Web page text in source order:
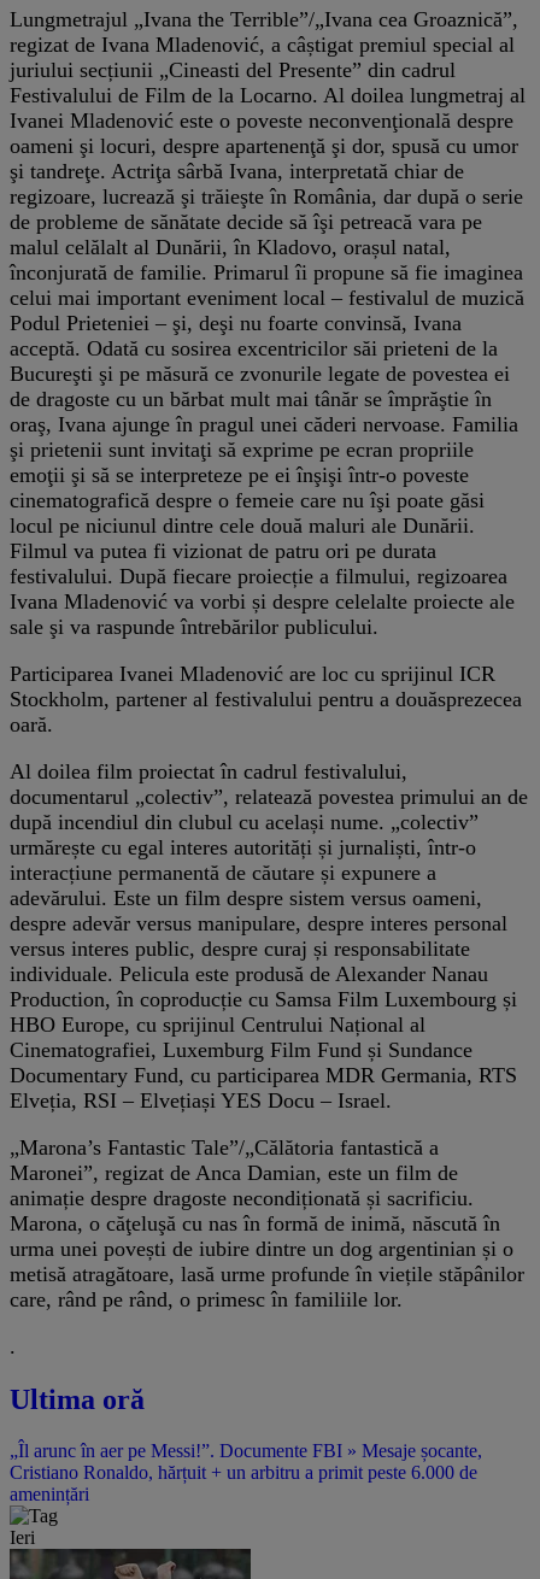
Lungmetrajul „Ivana the Terrible”/„Ivana cea Groaznică”,
regizat de Ivana Mladenović, a câștigat premiul special al
juriului secțiunii „Cineasti del Presente” din cadrul
Festivalului de Film de la Locarno. Al doilea lungmetraj al
Ivanei Mladenović este o poveste neconvenţională despre
oameni şi locuri, despre apartenenţă şi dor, spusă cu umor
şi tandreţe. Actriţa sârbă Ivana, interpretată chiar de
regizoare, lucrează şi trăieşte în România, dar după o serie
de probleme de sănătate decide să îşi petreacă vara pe
malul celălalt al Dunării, în Kladovo, orașul natal,
înconjurată de familie. Primarul îi propune să fie imaginea
celui mai important eveniment local – festivalul de muzică
Podul Prieteniei – şi, deşi nu foarte convinsă, Ivana
acceptă. Odată cu sosirea excentricilor săi prieteni de la
Bucureşti şi pe măsură ce zvonurile legate de povestea ei
de dragoste cu un bărbat mult mai tânăr se împrăştie în
oraş, Ivana ajunge în pragul unei căderi nervoase. Familia
şi prietenii sunt invitaţi să exprime pe ecran propriile
emoţii şi să se interpreteze pe ei înşişi într-o poveste
cinematografică despre o femeie care nu îşi poate găsi
locul pe niciunul dintre cele două maluri ale Dunării.
Filmul va putea fi vizionat de patru ori pe durata
festivalului. După fiecare proiecție a filmului, regizoarea
Ivana Mladenović va vorbi și despre celelalte proiecte ale
sale şi va raspunde întrebărilor publicului.
Participarea Ivanei Mladenović are loc cu sprijinul ICR
Stockholm, partener al festivalului pentru a douăsprezecea
oară.
Al doilea film proiectat în cadrul festivalului,
documentarul „colectiv”, relatează povestea primului an de
după incendiul din clubul cu același nume. „colectiv”
urmărește cu egal interes autorități și jurnaliști, într-o
interacțiune permanentă de căutare și expunere a
adevărului. Este un film despre sistem versus oameni,
despre adevăr versus manipulare, despre interes personal
versus interes public, despre curaj și responsabilitate
individuale. Pelicula este produsă de Alexander Nanau
Production, în coproducție cu Samsa Film Luxembourg și
HBO Europe, cu sprijinul Centrului Național al
Cinematografiei, Luxemburg Film Fund și Sundance
Documentary Fund, cu participarea MDR Germania, RTS
Elveția, RSI – Elvețiași YES Docu – Israel.
„Marona’s Fantastic Tale”/„Călătoria fantastică a
Maronei”, regizat de Anca Damian, este un film de
animație despre dragoste necondiționată și sacrificiu.
Marona, o căţeluşă cu nas în formă de inimă, născută în
urma unei povești de iubire dintre un dog argentinian și o
metisă atragătoare, lasă urme profunde în viețile stăpânilor
care, rând pe rând, o primesc în familiile lor.
.
Ultima oră
„Îl arunc în aer pe Messi!”. Documente FBI » Mesaje șocante,
Cristiano Ronaldo, hărțuit + un arbitru a primit peste 6.000 de
amenințări
Ieri